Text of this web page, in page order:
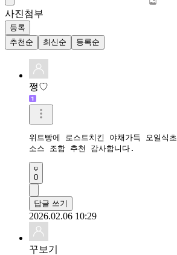
사진첨부
등록
추천순
최신순 등록순
쩡♡
위트빵에 로스트치킨 야채가득 오일식초
소스 조합 추천 감사합니다.
0
답글 쓰기
2026.02.06 10:29
꾸보기